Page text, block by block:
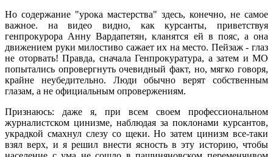
Но содержание "урока мастерства" здесь, конечно, не самое
важное. на видео видно, как курсанты, приветствуя
генпрокурора Анну Вардапетян, кланятся ей в пояс, а она
движением руки милостиво сажает их на место. Пейзаж - глаз
не оторвать! Правда, сначала Генпрокуратура, а затем и МО
попытались опровергнуть очевидный факт, но, мягко говоря,
крайне неубедительно. Люди обычно верят собственным
глазам, а не официальным опровержениям.
Признаюсь: даже я, при всем своем профессиональном
журналистском цинизме, наблюдая за поклонами курсантов,
украдкой смахнул слезу со щеки. Но затем цинизм все-таки
взял верх, и я решил внести ясность в эту историю, чтобы